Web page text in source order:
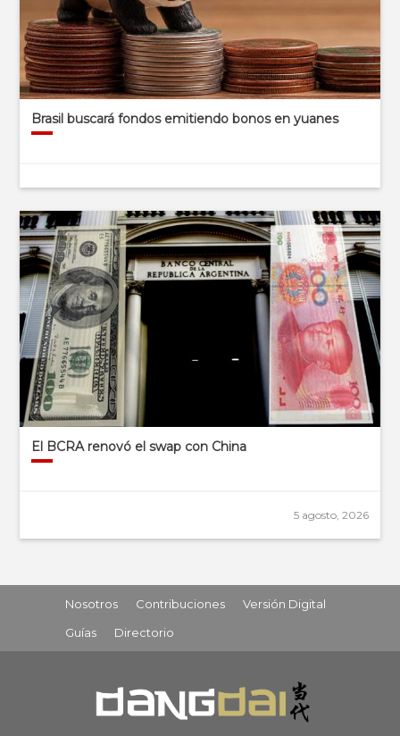
Brasil buscará fondos emitiendo bonos en yuanes
El BCRA renovó el swap con China
5 agosto, 2026
Nosotros Contribuciones
Versión Digital
Guías
Directorio